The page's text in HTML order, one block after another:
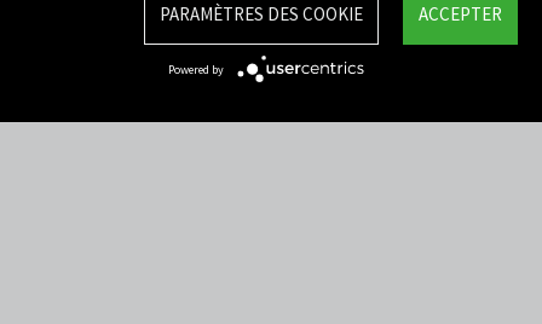
Integrity Line
ACCEPTER
PARAMÈTRES DES COOKIE
Powered by